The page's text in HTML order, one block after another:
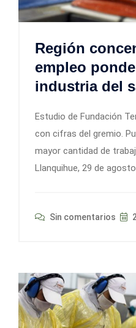
Región
empleo
industria del
Estudio de Fundación
con cifras del gremio.
mayor cantidad de
Llanquihue, 29 de
Sin comentarios